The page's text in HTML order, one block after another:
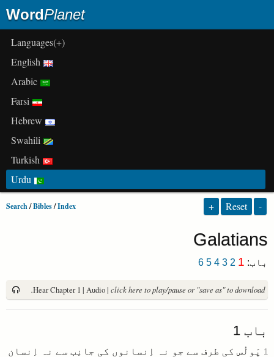
WordPlanet
(+)Languages
Search/Bibles/Index -
Reset
+
Galatians
باب:
1
2
3
4
5
6
Hear Chapter 1 | Audio | click here to play/pause or "save as" to download.
باب
1 پَولُس کی طرف سے جو نہ اِنسانوں کی جانِب سے نہ اِنسان